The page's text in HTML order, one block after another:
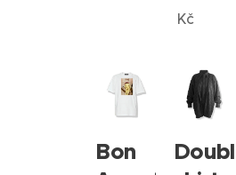
Kč
Bon
Double